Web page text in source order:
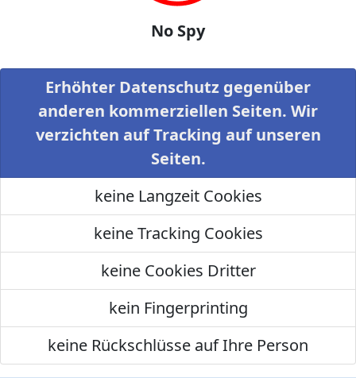
No Spy
Erhöhter Datenschutz gegenüber
anderen kommerziellen Seiten. Wir
verzichten auf Tracking auf unseren
Seiten.
keine Langzeit Cookies
keine Tracking Cookies
keine Cookies Dritter
kein Fingerprinting
keine Rückschlüsse auf Ihre Person